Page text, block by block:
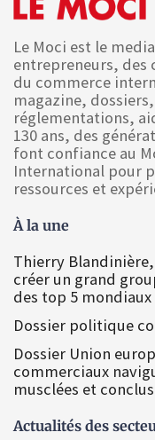
Le Moci est le
entrepreneurs, des
du commerce
magazine,
réglementations,
130 ans, des
font confiance au
International pour
ressources et
À la une
Thierry Blandinière,
créer un grand
des top 5 mondiaux
Dossier politique
Dossier Union
commerciaux
musclées et
Actualités des